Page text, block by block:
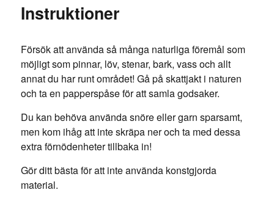
Instruktioner
Försök att använda så många naturliga föremål som
möjligt som pinnar, löv, stenar, bark, vass och allt
annat du har runt området! Gå på skattjakt i naturen
och ta en papperspåse för att samla godsaker.
Du kan behöva använda snöre eller garn sparsamt,
men kom ihåg att inte skräpa ner och ta med dessa
extra förnödenheter tillbaka in!
Gör ditt bästa för att inte använda konstgjorda
material.